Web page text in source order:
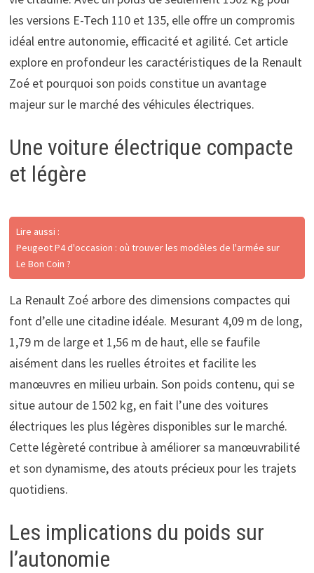
les versions E-Tech 110 et 135, elle offre un compromis
idéal entre autonomie, efficacité et agilité. Cet article
explore en profondeur les caractéristiques de la Renault
Zoé et pourquoi son poids constitue un avantage
majeur sur le marché des véhicules électriques.
Une voiture électrique compacte
et légère
Lire aussi :
Peugeot P4 d'occasion : où trouver les modèles de l'armée sur
Le Bon Coin ?
La Renault Zoé arbore des dimensions compactes qui
font d’elle une citadine idéale. Mesurant 4,09 m de long,
1,79 m de large et 1,56 m de haut, elle se faufile
aisément dans les ruelles étroites et facilite les
manœuvres en milieu urbain. Son poids contenu, qui se
situe autour de 1502 kg, en fait l’une des voitures
électriques les plus légères disponibles sur le marché.
Cette légèreté contribue à améliorer sa manœuvrabilité
et son dynamisme, des atouts précieux pour les trajets
quotidiens.
Les implications du poids sur
l’autonomie